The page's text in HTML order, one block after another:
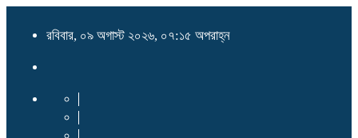
রবিবার, ০৯ অগাস্ট ২০২৬, ০৭:১৫ অপরাহ্ন